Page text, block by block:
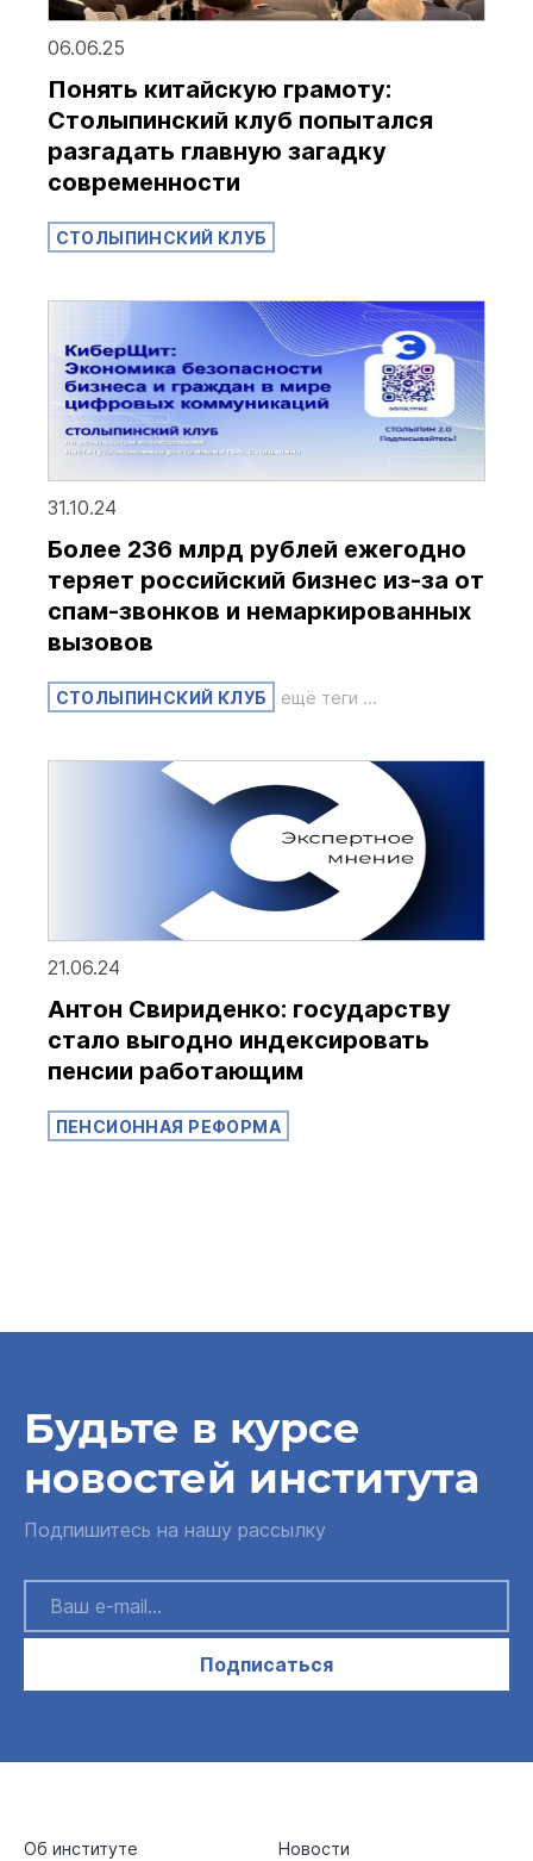
06.06.25
Понять китайскую грамоту:
Столыпинский клуб попытался
разгадать главную загадку
современности
СТОЛЫПИНСКИЙ КЛУБ
31.10.24
Более 236 млрд рублей ежегодно
теряет российский бизнес из-за от
спам-звонков и немаркированных
вызовов
СТОЛЫПИНСКИЙ КЛУБ ещё теги ...
21.06.24
Антон Свириденко: государству
стало выгодно индексировать
пенсии работающим
ПЕНСИОННАЯ РЕФОРМА
Будьте в курсе
новостей института
Подпишитесь на нашу рассылку
Подписаться
Об институте Новости